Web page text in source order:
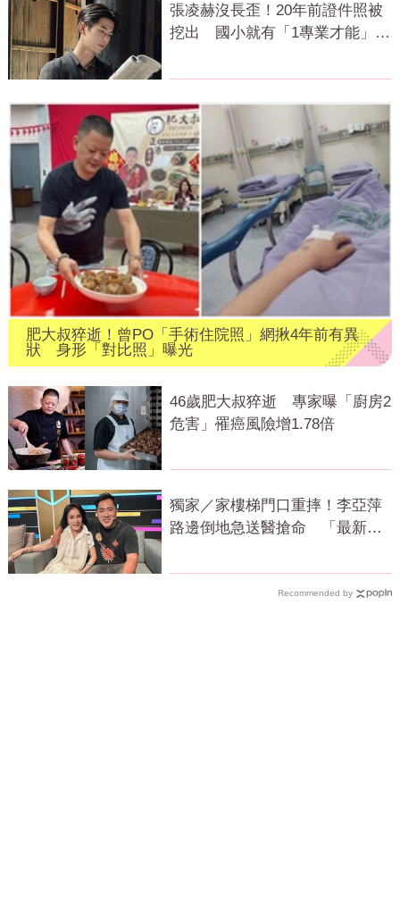
張凌赫沒長歪！20年前證件照被
挖出 國小就有「1專業才能」震
肥大叔猝逝！曾PO「手術住院照」網揪4年前有異
狀 身形「對比照」曝光
46歲肥大叔猝逝 專家曝「廚房2
危害」罹癌風險增1.78倍
獨家／家樓梯門口重摔！李亞萍
路邊倒地急送醫搶命 「最新傷
Recommended by